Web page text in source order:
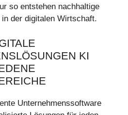
so entstehen nachhaltige
der digitalen Wirtschaft.
KI
Unternehmenssoftware